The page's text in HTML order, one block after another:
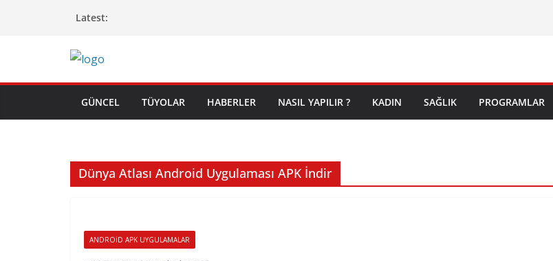
Latest:
GÜNCEL TÜYOLAR HABERLER NASIL YAPILIR ? KADIN SAĞLIK PROGRAMLAR
Dünya Atlası Android Uygulaması APK İndir
ANDROID APK UYGULAMALAR